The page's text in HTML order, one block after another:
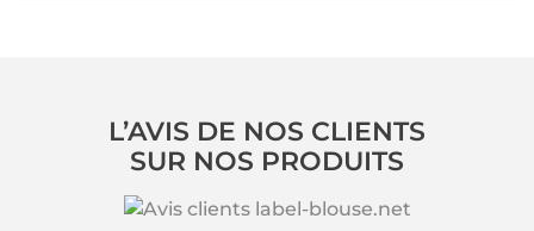
L’AVIS DE NOS CLIENTS
SUR NOS PRODUITS